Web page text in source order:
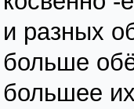
и разных
больше
большее